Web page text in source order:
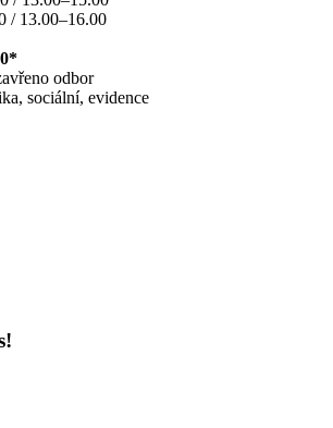
/ 13.00–16.00
odbor
sociální, evidence